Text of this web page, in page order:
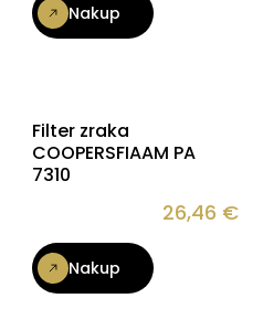
Nakup
Filter zraka
COOPERSFIAAM PA
7310
26,46 €
Nakup